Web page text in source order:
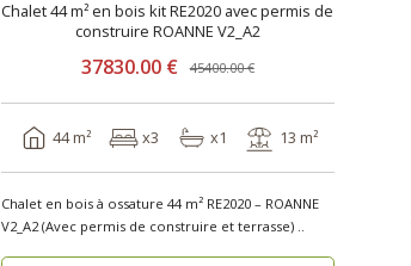
Chalet 44 m² en bois kit RE2020 avec permis de
construire ROANNE V2_A2
37830.00 € 45400.00 €
44 m² x3 x1 13 m²
Chalet en bois à ossature 44 m² RE2020 – ROANNE